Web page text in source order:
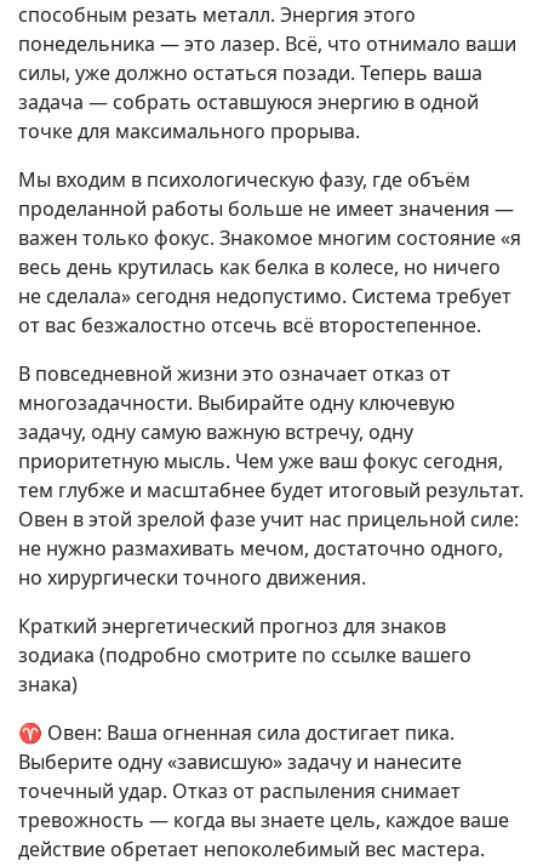
способным резать металл. Энергия этого
понедельника — это лазер. Всё, что отнимало ваши
силы, уже должно остаться позади. Теперь ваша
задача — собрать оставшуюся энергию в одной
точке для максимального прорыва.
Мы входим в психологическую фазу, где объём
проделанной работы больше не имеет значения —
важен только фокус. Знакомое многим состояние «я
весь день крутилась как белка в колесе, но ничего
не сделала» сегодня недопустимо. Система требует
от вас безжалостно отсечь всё второстепенное.
В повседневной жизни это означает отказ от
многозадачности. Выбирайте одну ключевую
задачу, одну самую важную встречу, одну
приоритетную мысль. Чем уже ваш фокус сегодня,
тем глубже и масштабнее будет итоговый результат.
Овен в этой зрелой фазе учит нас прицельной силе:
не нужно размахивать мечом, достаточно одного,
но хирургически точного движения.
Краткий энергетический прогноз для знаков
зодиака (подробно смотрите по ссылке вашего
знака)
♈ Овен: Ваша огненная сила достигает пика.
Выберите одну «зависшую» задачу и нанесите
точечный удар. Отказ от распыления снимает
тревожность — когда вы знаете цель, каждое ваше
действие обретает непоколебимый вес мастера.